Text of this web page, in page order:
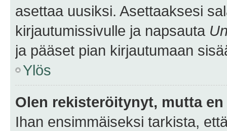
asettaa uusiksi. Asettaaksesi
kirjautumissivulle ja napsauta
ja pääset pian kirjautumaan
Ylös
Olen rekisteröitynyt, mutta
Ihan ensimmäiseksi tarkista,